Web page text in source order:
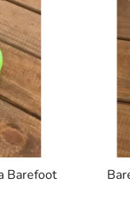
Barefoot